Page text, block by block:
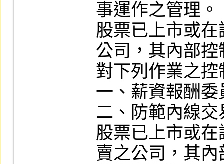
事運作之管理。
股票已上市或
公司，其內部
對下列作業之控
一、薪資報酬
二、防範內線
股票已上市或
賣之公司，其